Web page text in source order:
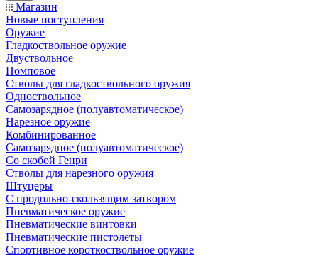
Магазин
Новые поступления
Оружие
Гладкоствольное оружие
Двуствольное
Помповое
Стволы для гладкоствольного оружия
Одноствольное
Самозарядное (полуавтоматическое)
Нарезное оружие
Комбинированное
Самозарядное (полуавтоматическое)
Со скобой Генри
Стволы для нарезного оружия
Штуцеры
С продольно-скользящим затвором
Пневматическое оружие
Пневматические винтовки
Пневматические пистолеты
Спортивное короткоствольное оружие